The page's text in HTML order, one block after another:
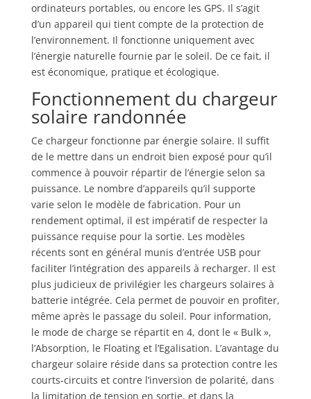
ordinateurs portables, ou encore les GPS. Il s’agit
d’un appareil qui tient compte de la protection de
l’environnement. Il fonctionne uniquement avec
l’énergie naturelle fournie par le soleil. De ce fait, il
est économique, pratique et écologique.
Fonctionnement du chargeur
solaire randonnée
Ce chargeur fonctionne par énergie solaire. Il suffit
de le mettre dans un endroit bien exposé pour qu’il
commence à pouvoir répartir de l’énergie selon sa
puissance. Le nombre d’appareils qu’il supporte
varie selon le modèle de fabrication. Pour un
rendement optimal, il est impératif de respecter la
puissance requise pour la sortie. Les modèles
récents sont en général munis d’entrée USB pour
faciliter l’intégration des appareils à recharger. Il est
plus judicieux de privilégier les chargeurs solaires à
batterie intégrée. Cela permet de pouvoir en profiter,
même après le passage du soleil. Pour information,
le mode de charge se répartit en 4, dont le « Bulk »,
l’Absorption, le Floating et l’Egalisation. L’avantage du
chargeur solaire réside dans sa protection contre les
courts-circuits et contre l’inversion de polarité, dans
la limitation de tension en sortie, et dans la